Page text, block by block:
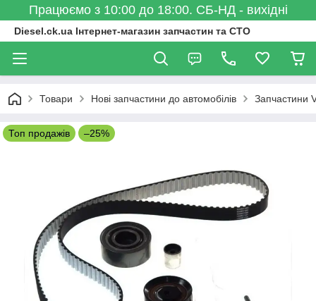
Працюємо з 10:00 до 18:00. СБ-НД - вихідні
Diesel.ck.ua Інтернет-магазин запчастин та СТО
Товари Нові запчастини до автомобілів Запчастини
Топ продажів –25%